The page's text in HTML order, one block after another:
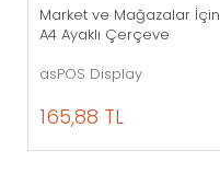
Market ve Mağazalar İçin
A4 Ayaklı Çerçeve
asPOS Display
165,88 TL